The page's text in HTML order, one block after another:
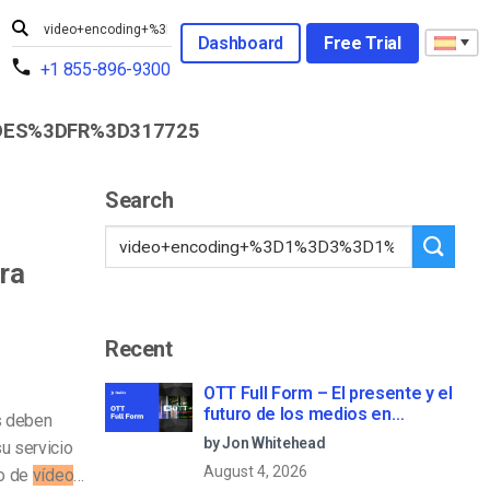
+1 855-896-9300
Dashboard Free Trial
deben
servicio
de vídeo…
Search
Recent
OTT Full Form – El presente y el
futuro de los medios en
streaming
by Jon Whitehead
August 4, 2026